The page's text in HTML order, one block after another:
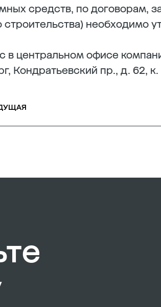
средств, по договорам,
строительства) необходимо
в центральном офисе
Кондратьевский пр., д. 62,